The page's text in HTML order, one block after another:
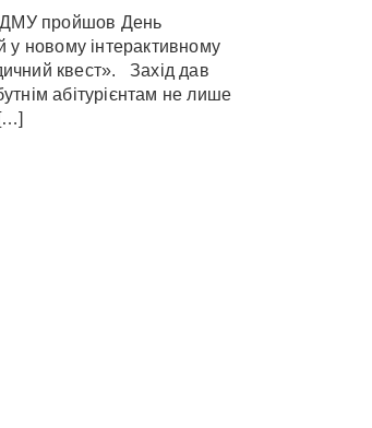
пройшов День
у новому інтерактивному
квест». Захід дав
абітурієнтам не лише